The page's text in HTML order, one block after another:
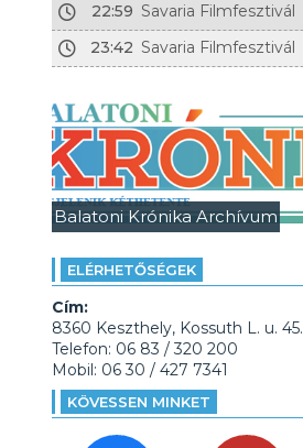
22:59 Savaria Filmfesztivál
23:42 Savaria Filmfesztivál
Balatoni Krónika Archívum
ELÉRHETŐSÉGEK
Cím:
8360 Keszthely, Kossuth L. u. 45.
Telefon: 06 83 / 320 200
Mobil: 06 30 / 427 7341
KÖVESSEN MINKET